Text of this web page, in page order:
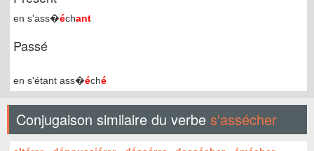
en s'ass�échant
Passé
en s'étant ass�éché
Conjugaison similaire du verbe s'assécher